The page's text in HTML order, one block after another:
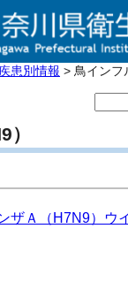
患別情報 > 鳥インフ
ザＡ（H7N9）ウ